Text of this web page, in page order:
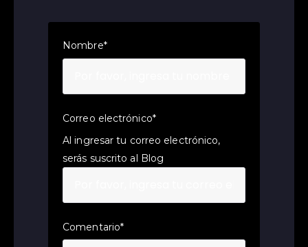
Nombre*
Correo electrónico*
Al ingresar tu correo electrónico,
serás suscrito al Blog
Comentario*